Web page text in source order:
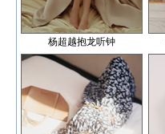
杨超越抱龙听钟